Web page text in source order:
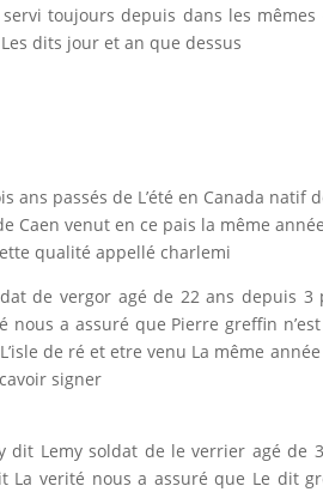
toujours depuis dans les mêmes
dits jour et an que dessus
passés de L’été en Canada
venut en ce pais la même
qualité appellé charlemi
de vergor agé de 22 ans depuis 3
a assuré que Pierre greffin
de ré et etre venu La même
signer
Lemy soldat de le verrier agé
verité nous a assuré que Le dit